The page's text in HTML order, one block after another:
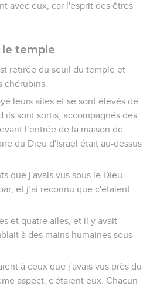
avec eux, car l'esprit des êtres
temple
retirée du seuil du temple et
chérubins.
leurs ailes et se sont élevés de
ils sont sortis, accompagnés des
l’entrée de la maison de
du Dieu d'Israël était au-dessus
que j'avais vus sous le Dieu
et j’ai reconnu que c'étaient
et quatre ailes, et il y avait
à des mains humaines sous
à ceux que j'avais vus près du
aspect, c'étaient eux. Chacun